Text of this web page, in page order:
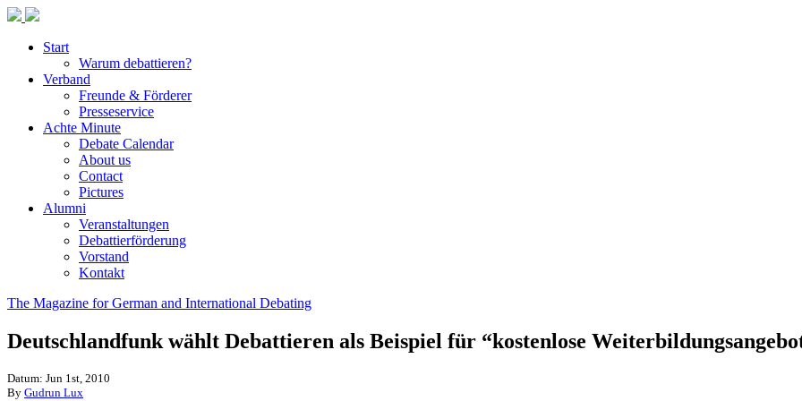
Start
Warum debattieren?
Verband
Freunde & Förderer
Presseservice
Achte Minute
Debate Calendar
About us
Contact
Pictures
Alumni
Veranstaltungen
Debattierförderung
Vorstand
Kontakt
The Magazine for German and International Debating
Deutschlandfunk wählt Debattieren als Beispiel für “kostenlose
Datum: Jun 1st, 2010
By Gudrun Lux